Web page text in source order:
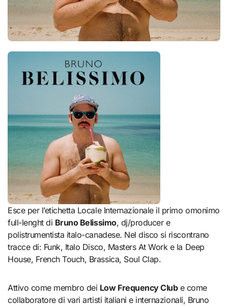
Esce per l’etichetta Locale Internazionale il primo omonimo
full-lenght di Bruno Belissimo, dj/producer e
polistrumentista italo-canadese. Nel disco si riscontrano
tracce di: Funk, Italo Disco, Masters At Work e la Deep
House, French Touch, Brassica, Soul Clap.
Attivo come membro dei Low Frequency Clube come
collaboratore di vari artisti italiani e internazionali, Bruno